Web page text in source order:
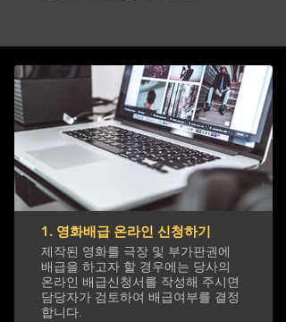
1. 영화배급 온라인 신청하기
제작된 영화를 극장 및 부가판권에
배급을 하고자 할 경우에는 당사의
온라인 배급신청서를 작성해 주시면
담당자가 검토하여 배급여부를 결정
합니다.